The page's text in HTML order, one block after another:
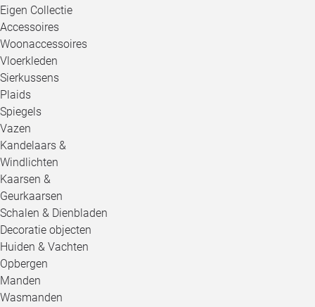
Eigen Collectie
Accessoires
Woonaccessoires
Vloerkleden
Sierkussens
Plaids
Spiegels
Vazen
Kandelaars &
Windlichten
Kaarsen &
Geurkaarsen
Schalen & Dienbladen
Decoratie objecten
Huiden & Vachten
Opbergen
Manden
Wasmanden